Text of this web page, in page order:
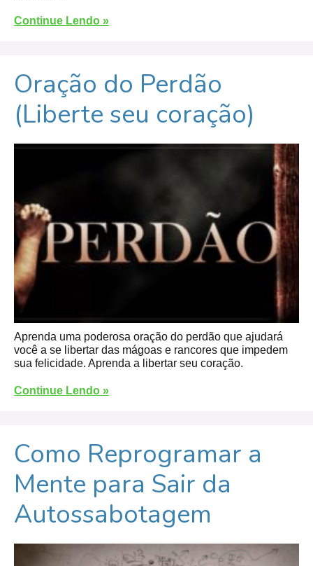
Continue Lendo »
Oração do Perdão
(Liberte seu coração)
Aprenda uma poderosa oração do perdão que ajudará
você a se libertar das mágoas e rancores que impedem
sua felicidade. Aprenda a libertar seu coração.
Continue Lendo »
Como Reprogramar a
Mente para Sair da
Autossabotagem